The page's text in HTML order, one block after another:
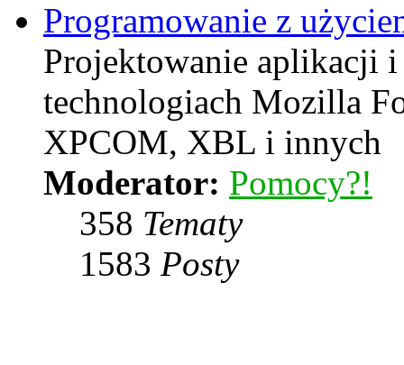
Programowanie z
Projektowanie aplikacji i
technologiach Mozilla
XPCOM, XBL i innych
Moderator: Pomocy?!
358 Tematy
1583 Posty